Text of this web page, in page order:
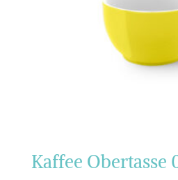
Kaffee Obertasse